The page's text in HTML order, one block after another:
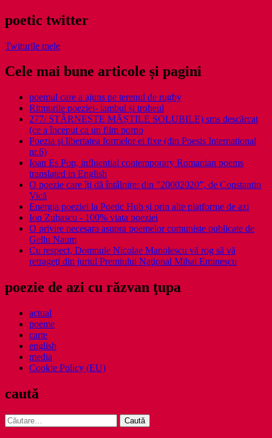
poetic twitter
Twiturile mele
Cele mai bune articole și pagini
poemul care a ajuns pe terenul de rugby
Ritmurile poeziei- iambul și troheul
277/ STÂRNEȘTE MĂȘTILE SOLUBILE) sms descărcat
(ce a început ca un film porno
Poezia şi libertatea formelor ei fixe (din Poesis International
nr.6)
Ioan Es Pop, influential contemporary Romanian poems
translated in English
O poezie care îți dă întâlnire: din ”20002020”, de Constantin
Vică
Energia poeziei la Poetic Hub și prin alte platforme de azi
Ion Zubascu - 100% viata poeziei
O privire necesara asupra poemelor comuniste publicate de
Gellu Naum
Cu respect, Domnule Nicolae Manolescu vă rog să vă
retrageţi din juriul Premiului Naţional Mihai Eminescu
poezie de azi cu răzvan ţupa
actual
poeme
carte
english
media
Cookie Policy (EU)
caută
Caută
după: